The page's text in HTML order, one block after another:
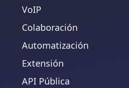
VoIP
Colaboración
Automatización
Extensión
API Pública